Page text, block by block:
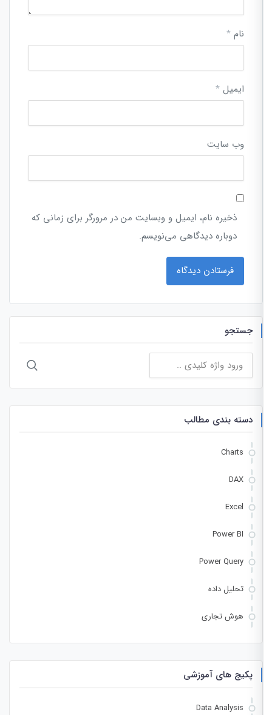
نام*
ایمیل*
وب‌ سایت
ذخیره نام، ایمیل و وبسایت من در مرورگر برای زمانی که
دوباره دیدگاهی می‌نویسم.
جستجو
جستجو
برای:
دسته بندی مطالب
Charts
DAX
Excel
Power BI
Power Query
تحلیل داده
هوش تجاری
پکیج های آموزشی
Data Analysis